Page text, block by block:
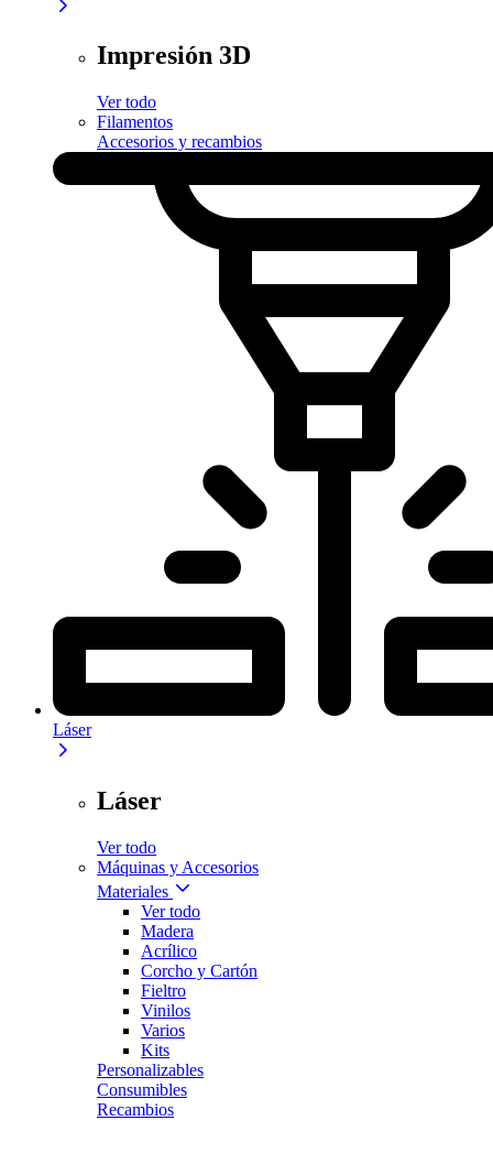
Impresión 3D
Ver todo
Filamentos
Accesorios y recambios
Láser
Láser
Ver todo
Máquinas y Accesorios
Materiales
Ver todo
Madera
Acrílico
Corcho y Cartón
Fieltro
Vinilos
Varios
Kits
Personalizables
Consumibles
Recambios